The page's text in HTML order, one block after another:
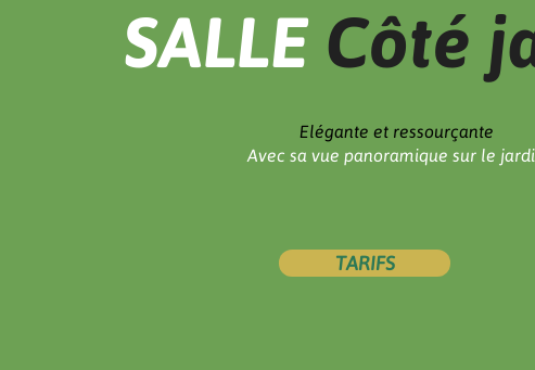
SALLE Côté
Elégante et ressourçante
Avec sa vue panoramique sur le
TARIFS